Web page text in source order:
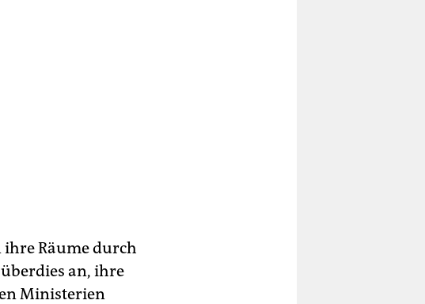
ihre Räume durch
an, ihre
Ministerien